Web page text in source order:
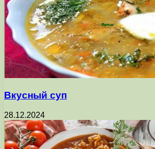
Вкусный суп
28.12.2024